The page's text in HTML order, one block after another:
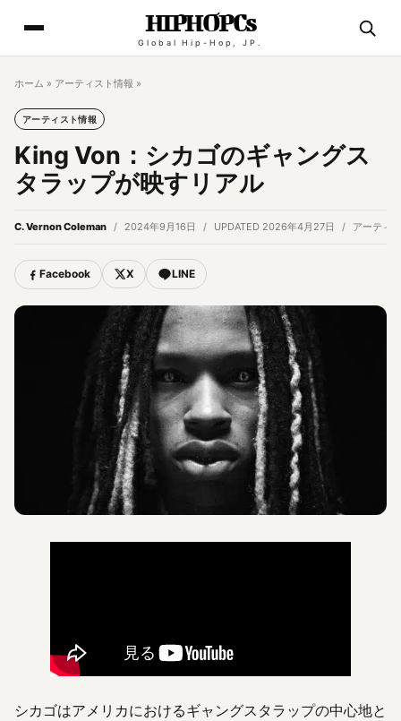
HIPHOPCs
Global Hip-Hop, JP.
ホーム » アーティスト情報 »
アーティスト情報
King Von：シカゴのギャングス
タラップが映すリアル
C. Vernon Coleman 2024年9月16日 UPDATED 2026年4月27日 アーティ
Facebook X LINE
シカゴはアメリカにおけるギャングスタラップの中心地と